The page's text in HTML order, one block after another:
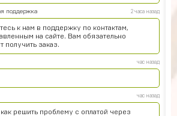
поддержка 2 часа назад
к нам в поддержку по контактам,
на сайте. Вам обязательно
получить заказ.
час назад
час назад
решить проблему с оплатой через